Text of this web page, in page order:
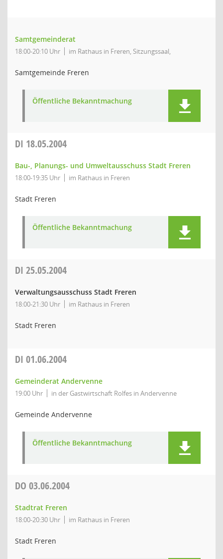
Samtgemeinderat
18:00-20:10 Uhr im Rathaus in Freren, Sitzungssaal,
Samtgemeinde Freren
Öffentliche Bekanntmachung
DI 18.05.2004
Bau-, Planungs- und Umweltausschuss Stadt Freren
18:00-19:35 Uhr im Rathaus in Freren
Stadt Freren
Öffentliche Bekanntmachung
DI 25.05.2004
Verwaltungsausschuss Stadt Freren
18:00-21:30 Uhr im Rathaus in Freren
Stadt Freren
DI 01.06.2004
Gemeinderat Andervenne
19:00 Uhr in der Gastwirtschaft Rolfes in Andervenne
Gemeinde Andervenne
Öffentliche Bekanntmachung
DO 03.06.2004
Stadtrat Freren
18:00-20:30 Uhr im Rathaus in Freren
Stadt Freren